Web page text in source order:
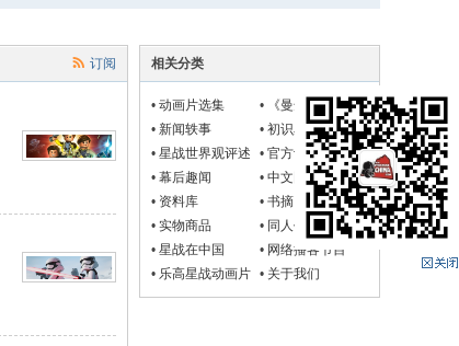
订阅 相关分类
• 动画片选集 •
《曼达洛人与古
古》新闻
• 新闻轶事 • 初识星战
• 星战世界观评述 • 官方设定
• 幕后趣闻 • 中文图书
• 资料库 • 书摘
• 实物商品 • 同人作品
• 星战在中国 • 网络播客节目
• 乐高星战动画片 • 关于我们